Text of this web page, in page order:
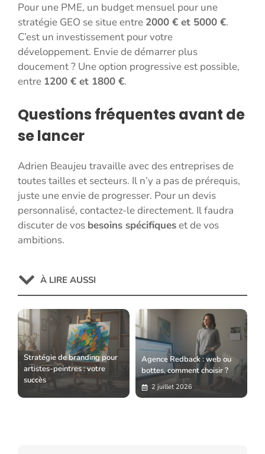
Pour une PME, un budget mensuel pour une
stratégie GEO se situe entre 2000 € et 5000 €.
C’est un investissement pour votre
développement. Envie de démarrer plus
doucement ? Une option progressive est possible,
entre 1200 € et 1800 €.
Questions fréquentes avant de
se lancer
Adrien Beaujeu travaille avec des entreprises de
toutes tailles et secteurs. Il n’y a pas de prérequis,
juste une envie de progresser. Pour un devis
personnalisé, contactez-le directement. Il faudra
discuter de vos besoins spécifiqueset de vos
ambitions.
À LIRE AUSSI
Stratégie de branding pour
artistes-peintres : votre
succès
Agence Redback : web ou
bottes, comment choisir ?
2 juillet 2026